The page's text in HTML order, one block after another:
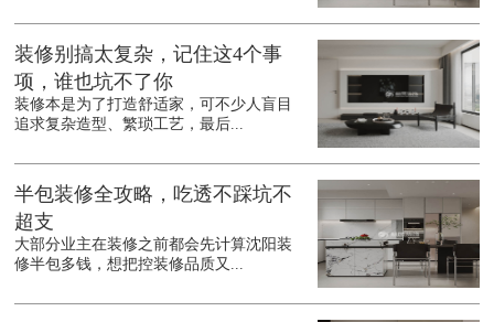
装修别搞太复杂，记住这4个事
项，谁也坑不了你
装修本是为了打造舒适家，可不少人盲目
追求复杂造型、繁琐工艺，最后...
半包装修全攻略，吃透不踩坑不
超支
大部分业主在装修之前都会先计算沈阳装
修半包多钱，想把控装修品质又...